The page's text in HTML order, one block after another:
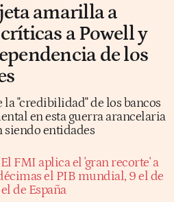
amarilla a
a Powell y
de los
"credibilidad" de los bancos
en esta guerra arancelaria
siendo entidades
El FMI aplica el 'gran recorte' a
el PIB mundial, 9 el de
de España